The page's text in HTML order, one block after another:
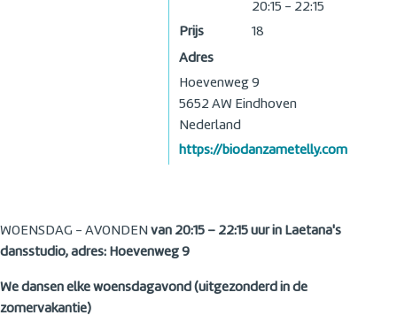
20:15 - 22:15
Prijs
18
Adres
Hoevenweg 9
5652 AW Eindhoven
Nederland
https://biodanzametelly.com
WOENSDAG - AVONDEN van 20:15 – 22:15 uur in Laetana's
dansstudio, adres: Hoevenweg 9
We dansen elke woensdagavond (uitgezonderd in de
zomervakantie)